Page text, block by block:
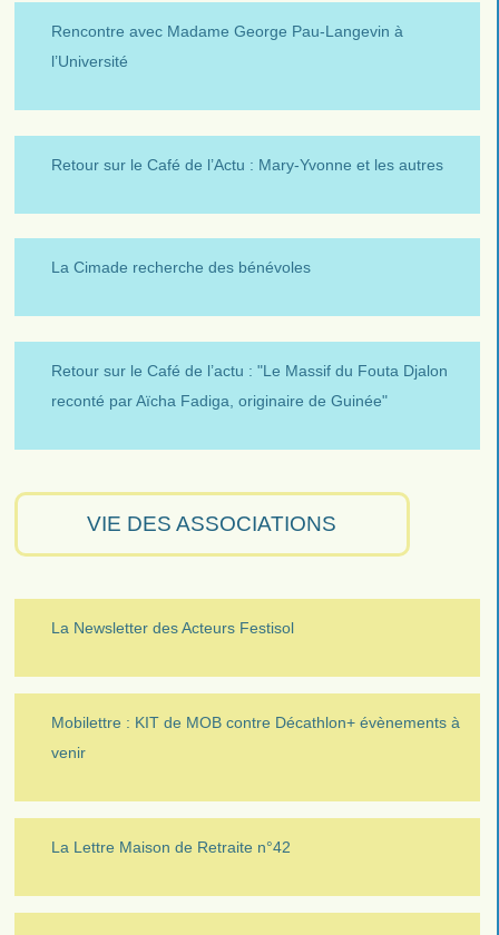
Rencontre avec Madame George Pau-Langevin à
l’Université
Retour sur le Café de l’Actu : Mary-Yvonne et les autres
La Cimade recherche des bénévoles
Retour sur le Café de l’actu : "Le Massif du Fouta Djalon
reconté par Aïcha Fadiga, originaire de Guinée"
VIE DES ASSOCIATIONS
La Newsletter des Acteurs Festisol
Mobilettre : KIT de MOB contre Décathlon+ évènements à
venir
La Lettre Maison de Retraite n°42